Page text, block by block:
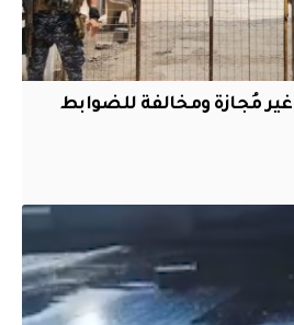
غير مُجازة ومخالفة للضوابط